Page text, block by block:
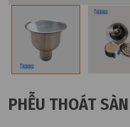
PHỄU THOÁT